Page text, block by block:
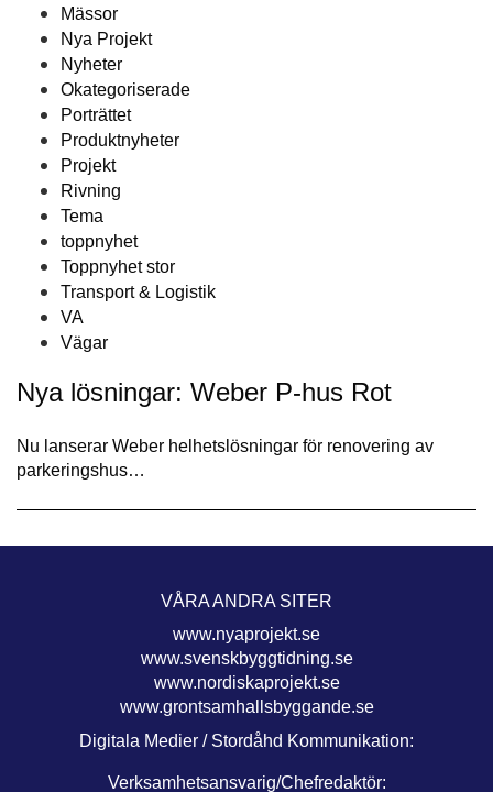
Mässor
Nya Projekt
Nyheter
Okategoriserade
Porträttet
Produktnyheter
Projekt
Rivning
Tema
toppnyhet
Toppnyhet stor
Transport & Logistik
VA
Vägar
Nya lösningar: Weber P-hus Rot
Nu lanserar Weber helhetslösningar för renovering av
parkeringshus…
VÅRA ANDRA SITER
www.nyaprojekt.se
www.svenskbyggtidning.se
www.nordiskaprojekt.se
www.grontsamhallsbyggande.se
Digitala Medier / Stordåhd Kommunikation:
Verksamhetsansvarig/Chefredaktör: